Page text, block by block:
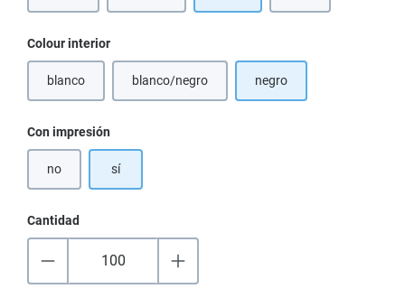
Seleccione
Colour interior
blanco(Esta opción no está disponible en este momento.)
blanco/negro
(Esta opción no está disponible en este
negro
Seleccione
Con impresión
no sí
Cantidad